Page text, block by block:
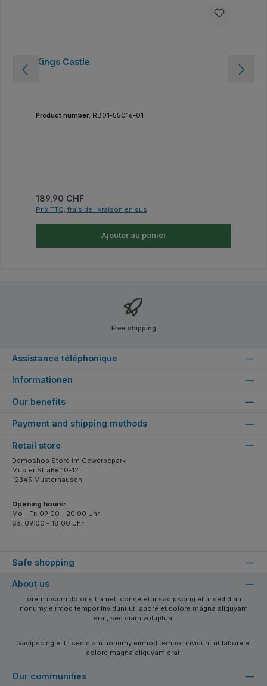
Kings Castle
Product number: RB01-55016-01
Prix régulier :
189,90 CHF
Prix TTC, frais de livraison en sus
Ajouter au panier
Free shipping
Assistance téléphonique
Informationen
Our benefits
Payment and shipping methods
Safe shopping
Retail store
Demoshop Store im Gewerbepark
Muster Straße 10-12
12345 Musterhausen
Opening hours:
Mo - Fr: 09:00 - 20:00 Uhr
Sa: 09:00 - 18:00 Uhr
About us
Lorem ipsum dolor sit amet, consetetur sadipscing elitr, sed diam
nonumy eirmod tempor invidunt ut labore et dolore magna aliquyam
erat, sed diam voluptua.
Gadipscing elitr, sed diam nonumy eirmod tempor invidunt ut labore et
dolore magna aliquyam erat.
Our communities